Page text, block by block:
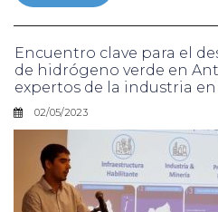
Encuentro clave para el
de hidrógeno verde en
expertos de la industria
02/05/2023